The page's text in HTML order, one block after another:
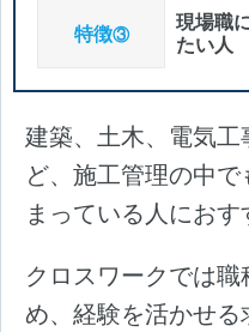
特徴③
現場職
たい人
建築、土木、電気
ど、施工管理の中
まっている人におす
クロスワークでは
め、経験を活かせ